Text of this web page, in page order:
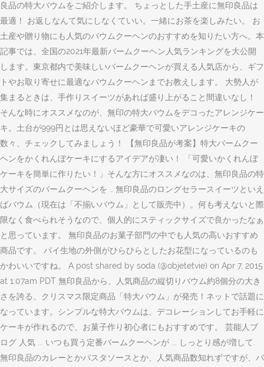
良品の特大バウムをご紹介します。 ちょっとした手土産に無印良品は
最適！ お返しなんて気にしなくていい。一緒にお茶を楽しみたい。 お
土産や贈り物にも人気のバウムクーヘンのおすすめを知りたい方へ。本
記事では、全国の2021年最新バームクーヘン人気ランキングを大公開
します。東京都内で美味しいバームクーヘンが買える人気店から、ギフ
トやお取り寄せに最適なバウムクーヘンまでお教えします。 大勢人が
集まるときは、手作りスイーツがあれば盛り上がること間違いなし！
そんな時にオススメなのが、無印の特大バウムをデコったアレンジケー
キ。土台が999円とは思えないほど豪華で可愛いアレンジケーキの
数々、チェックしてみましょう！ 【無印良品が考案】特大バームクー
ヘンをかくれんぼケーキにするアイデアが凄い！ 「可愛いかくれんぼ
ケーキを簡単に作りたい！」そんな方にオススメなのは、無印良品の特
大サイズのバームクーヘンを … 無印良品のロングセラースイーツといえ
ばバウム（現在は「不揃いバウム」として販売中）。何も考えないと際
限なく食べられそうなので、個人的にスティックサイズで良かったなぁ
と思っています。 無印良品のお菓子部門の中でも人気の高いおすすめ
商品です。 パイ生地の外側がひらひらとしたお花型になっているのも
かわいいですね。 A post shared by soda (@objetetvie) on Apr 7, 2015
at 1:07am PDT 無印良品から、人気商品の縦切りバウム約8個分の大き
さを誇る、クリスマス限定商品「特大バウム」が発売！ネットで話題に
なっています。シンプルな特大バウムは、デコレーションしてお手軽に
ケーキが作れるので、お菓子作り初心者にもおすすめです。 芸能人ブ
ログ 人気 ... いつも買う定番バームクーヘンが ... しっとり感が増して.
無印良品のカレーとかパスタソースとか、人気商品数知れずですが、バ